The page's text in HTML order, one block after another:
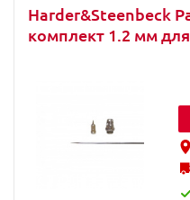
Harder&Steenbeck
комплект 1.2 мм